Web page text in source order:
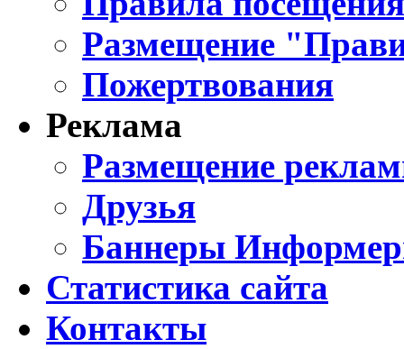
Размещение
Пожертвования
Реклама
Размещение
Друзья
Баннеры
Статистика сайта
Контакты